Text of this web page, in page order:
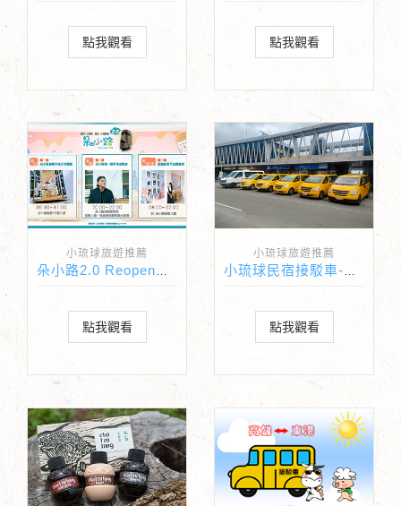
點我觀看 點我觀看
小琉球旅遊推薦
朵小路2.0 Reopen系列活動
點我觀看
小琉球旅遊推薦
小琉球民宿接駁車-東琉計程車
點我觀看